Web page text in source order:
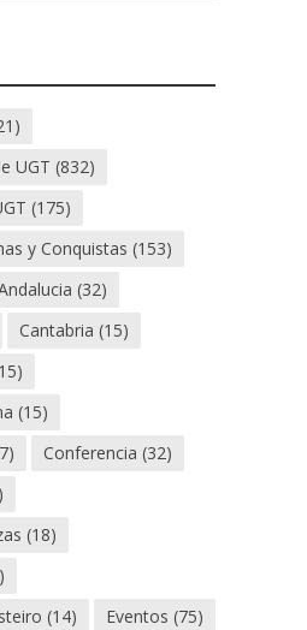
UGT (832)
(175)
y Conquistas (153)
(32)
Cantabria (15)
(15)
Conferencia (32)
(18)
(14) Eventos (75)